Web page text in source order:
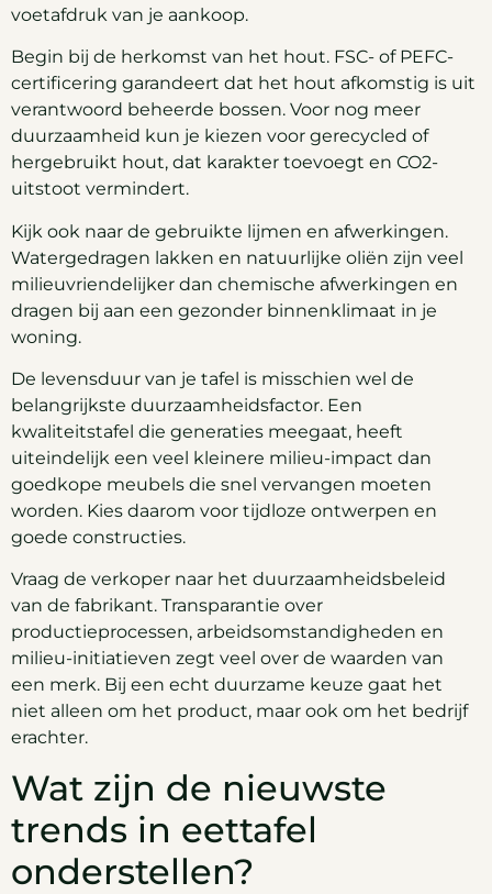
voetafdruk van je aankoop.
Begin bij de herkomst van het hout. FSC- of PEFC-
certificering garandeert dat het hout afkomstig is uit
verantwoord beheerde bossen. Voor nog meer
duurzaamheid kun je kiezen voor gerecycled of
hergebruikt hout, dat karakter toevoegt en CO2-
uitstoot vermindert.
Kijk ook naar de gebruikte lijmen en afwerkingen.
Watergedragen lakken en natuurlijke oliën zijn veel
milieuvriendelijker dan chemische afwerkingen en
dragen bij aan een gezonder binnenklimaat in je
woning.
De levensduur van je tafel is misschien wel de
belangrijkste duurzaamheidsfactor. Een
kwaliteitstafel die generaties meegaat, heeft
uiteindelijk een veel kleinere milieu-impact dan
goedkope meubels die snel vervangen moeten
worden. Kies daarom voor tijdloze ontwerpen en
goede constructies.
Vraag de verkoper naar het duurzaamheidsbeleid
van de fabrikant. Transparantie over
productieprocessen, arbeidsomstandigheden en
milieu-initiatieven zegt veel over de waarden van
een merk. Bij een echt duurzame keuze gaat het
niet alleen om het product, maar ook om het bedrijf
erachter.
Wat zijn de nieuwste
trends in eettafel
onderstellen?